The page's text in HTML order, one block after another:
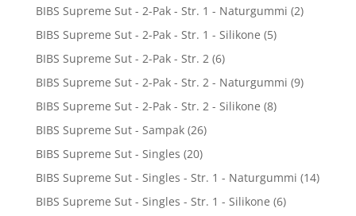
BIBS Supreme Sut - 2-Pak - Str. 1 - Naturgummi (2)
BIBS Supreme Sut - 2-Pak - Str. 1 - Silikone (5)
BIBS Supreme Sut - 2-Pak - Str. 2 (6)
BIBS Supreme Sut - 2-Pak - Str. 2 - Naturgummi (9)
BIBS Supreme Sut - 2-Pak - Str. 2 - Silikone (8)
BIBS Supreme Sut - Sampak (26)
BIBS Supreme Sut - Singles (20)
BIBS Supreme Sut - Singles - Str. 1 - Naturgummi (14)
BIBS Supreme Sut - Singles - Str. 1 - Silikone (6)